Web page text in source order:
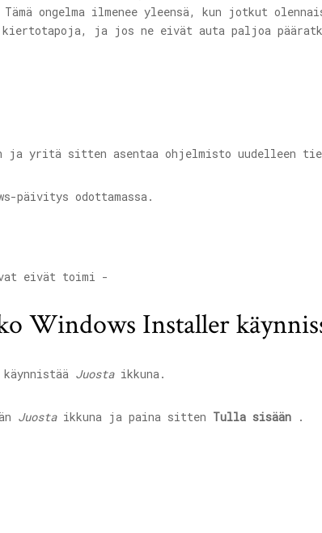
ongelma ilmenee yleensä, kun jotkut
ja jos ne eivät auta paljoa
ja yritä sitten asentaa ohjelmisto uudelleen
päivitys odottamassa.
eivät toimi -
Windows Installer
käynnistää Juostaikkuna.
Juostaikkuna ja paina sitten Tulla sisään .